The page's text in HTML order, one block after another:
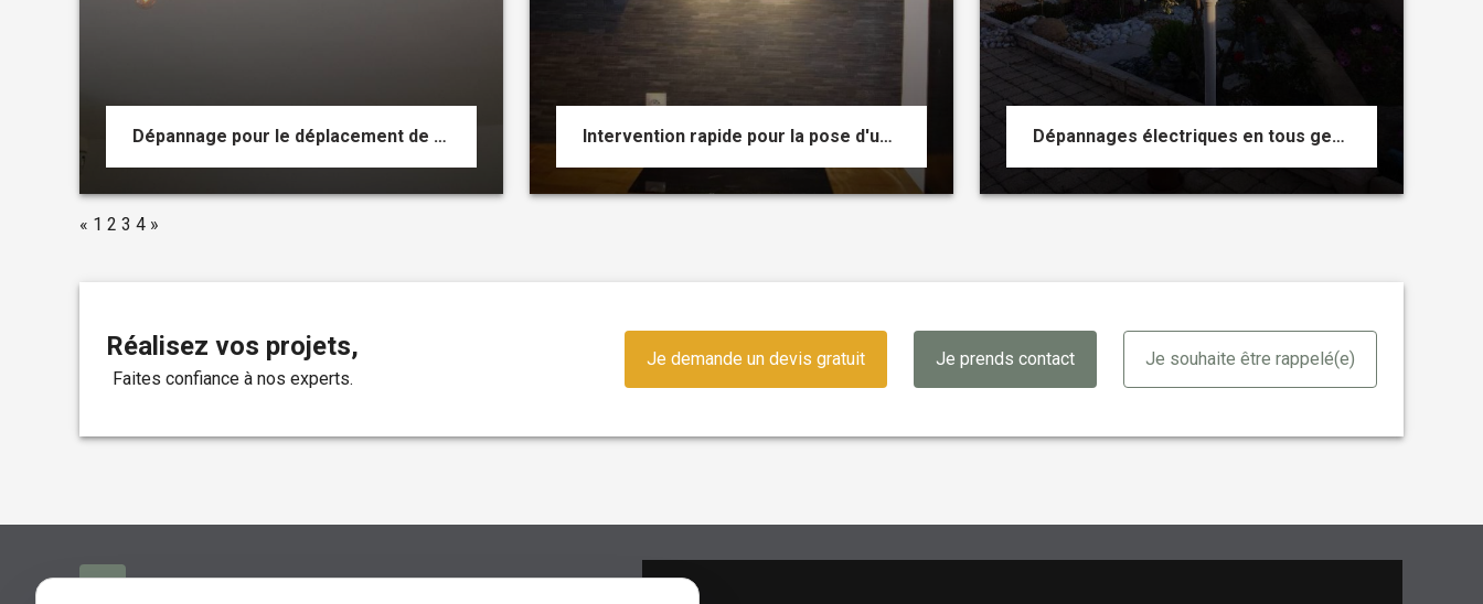
Dépannage pour le déplacement de points de centre avec création de saignées Intervention rapide pour la pose d'une hotte dans une cuisine Dépannages électriques en tous genres 7/7J urgences électriques
« 1 2 3 4 »
Réalisez vos projets,
faites confiance à nos experts.
Je demande un devis gratuit Je prends contact Je souhaite être rappelé(e)
phone 04.81.68.49.11